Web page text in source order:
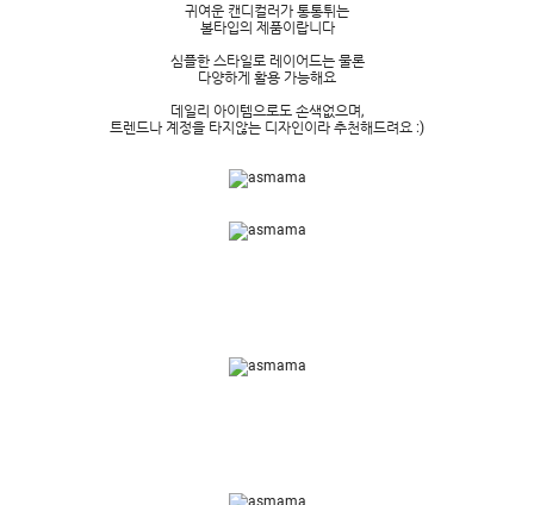
귀여운 캔디컬러가 통통튀는
볼타입의 제품이랍니다
심플한 스타일로 레이어드는 물론
다양하게 활용 가능해요
데일리 아이템으로도 손색없으며,
트렌드나 계정을 타지않는 디자인이라 추천해드려요 :)